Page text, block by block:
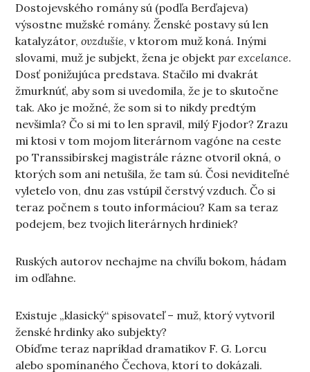
Dostojevského romány sú (podľa Berďajeva)
výsostne mužské romány. Ženské postavy sú len
katalyzátor,ovzdušie, v ktorom muž koná. Inými
slovami, muž je subjekt, žena je objektpar excelance.
Dosť ponižujúca predstava. Stačilo mi dvakrát
žmurknúť, aby som si uvedomila, že je to skutočne
tak. Ako je možné, že som si to nikdy predtým
nevšimla? Čo si mi to len spravil, milý Fjodor? Zrazu
mi ktosi v tom mojom literárnom vagóne na ceste
po Transsibírskej magistrále rázne otvoril okná, o
ktorých som ani netušila, že tam sú. Čosi neviditeľné
vyletelo von, dnu zas vstúpil čerstvý vzduch. Čo si
teraz počnem s touto informáciou? Kam sa teraz
podejem, bez tvojich literárnych hrdiniek?
Ruských autorov nechajme na chvíľu bokom, hádam
im odľahne.
Existuje „klasický“ spisovateľ – muž, ktorý vytvoril
ženské hrdinky ako subjekty?
Obíďme teraz napríklad dramatikov F. G. Lorcu
alebo spomínaného Čechova, ktorí to dokázali.